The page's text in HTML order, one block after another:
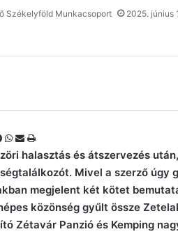
Székelyföld Munkacsoport 2025. június
Reddit
WhatsApp
Megosztás
email-
ben
Nyomtatás
halasztás és átszervezés
Mivel a szerző úgy
megjelent két kötet
közönség gyűlt össze
Zétavár Panzió és Kemping